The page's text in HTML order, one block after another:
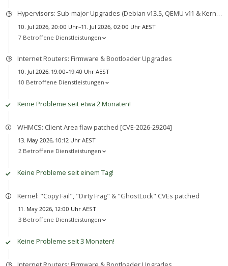
Hypervisors: Sub-major Upgrades (Debian v13.5, QEMU v11 & Kernel v7)
10. Jul 2026, 20:00 Uhr–11. Jul 2026, 02:00 Uhr AEST
7 Betroffene Dienstleistungen
Internet Routers: Firmware & Bootloader Upgrades
10. Jul 2026, 19:00–19:40 Uhr AEST
10 Betroffene Dienstleistungen
Keine Probleme seit etwa 2 Monaten!
WHMCS: Client Area flaw patched [CVE-2026-29204]
13. May 2026, 10:12 Uhr AEST
2 Betroffene Dienstleistungen
Keine Probleme seit einem Tag!
Kernel: "Copy Fail", "Dirty Frag" & "GhostLock" CVEs patched
11. May 2026, 12:00 Uhr AEST
3 Betroffene Dienstleistungen
Keine Probleme seit 3 Monaten!